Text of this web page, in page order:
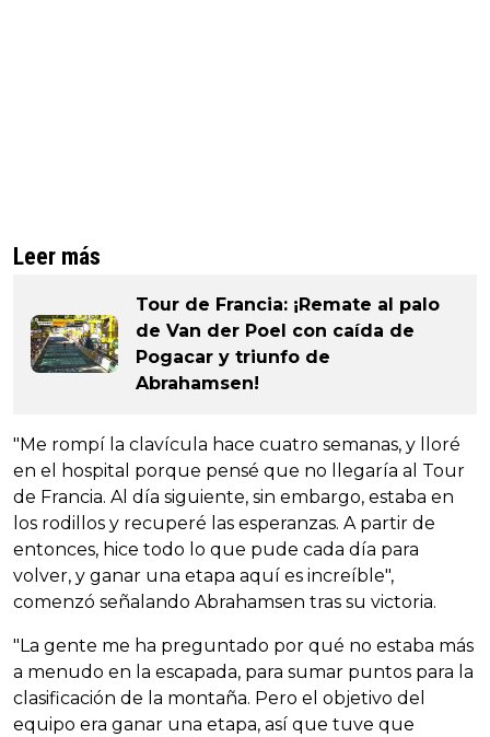
Leer más
Tour de Francia: ¡Remate al palo
de Van der Poel con caída de
Pogacar y triunfo de
Abrahamsen!
"Me rompí la clavícula hace cuatro semanas, y lloré
en el hospital porque pensé que no llegaría al Tour
de Francia. Al día siguiente, sin embargo, estaba en
los rodillos y recuperé las esperanzas. A partir de
entonces, hice todo lo que pude cada día para
volver, y ganar una etapa aquí es increíble",
comenzó señalando Abrahamsen tras su victoria.
"La gente me ha preguntado por qué no estaba más
a menudo en la escapada, para sumar puntos para la
clasificación de la montaña. Pero el objetivo del
equipo era ganar una etapa, así que tuve que